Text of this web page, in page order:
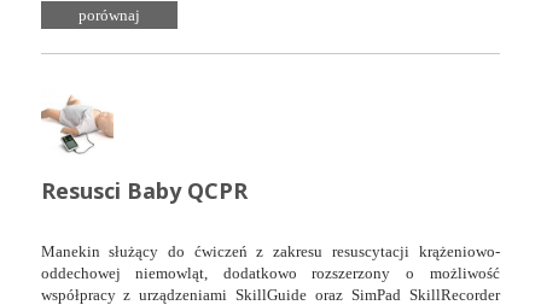
porównaj
Resusci Baby QCPR
Manekin służący do ćwiczeń z zakresu resuscytacji krążeniowo-
oddechowej niemowląt, dodatkowo rozszerzony o możliwość
współpracy z urządzeniami SkillGuide oraz SimPad SkillRecorder